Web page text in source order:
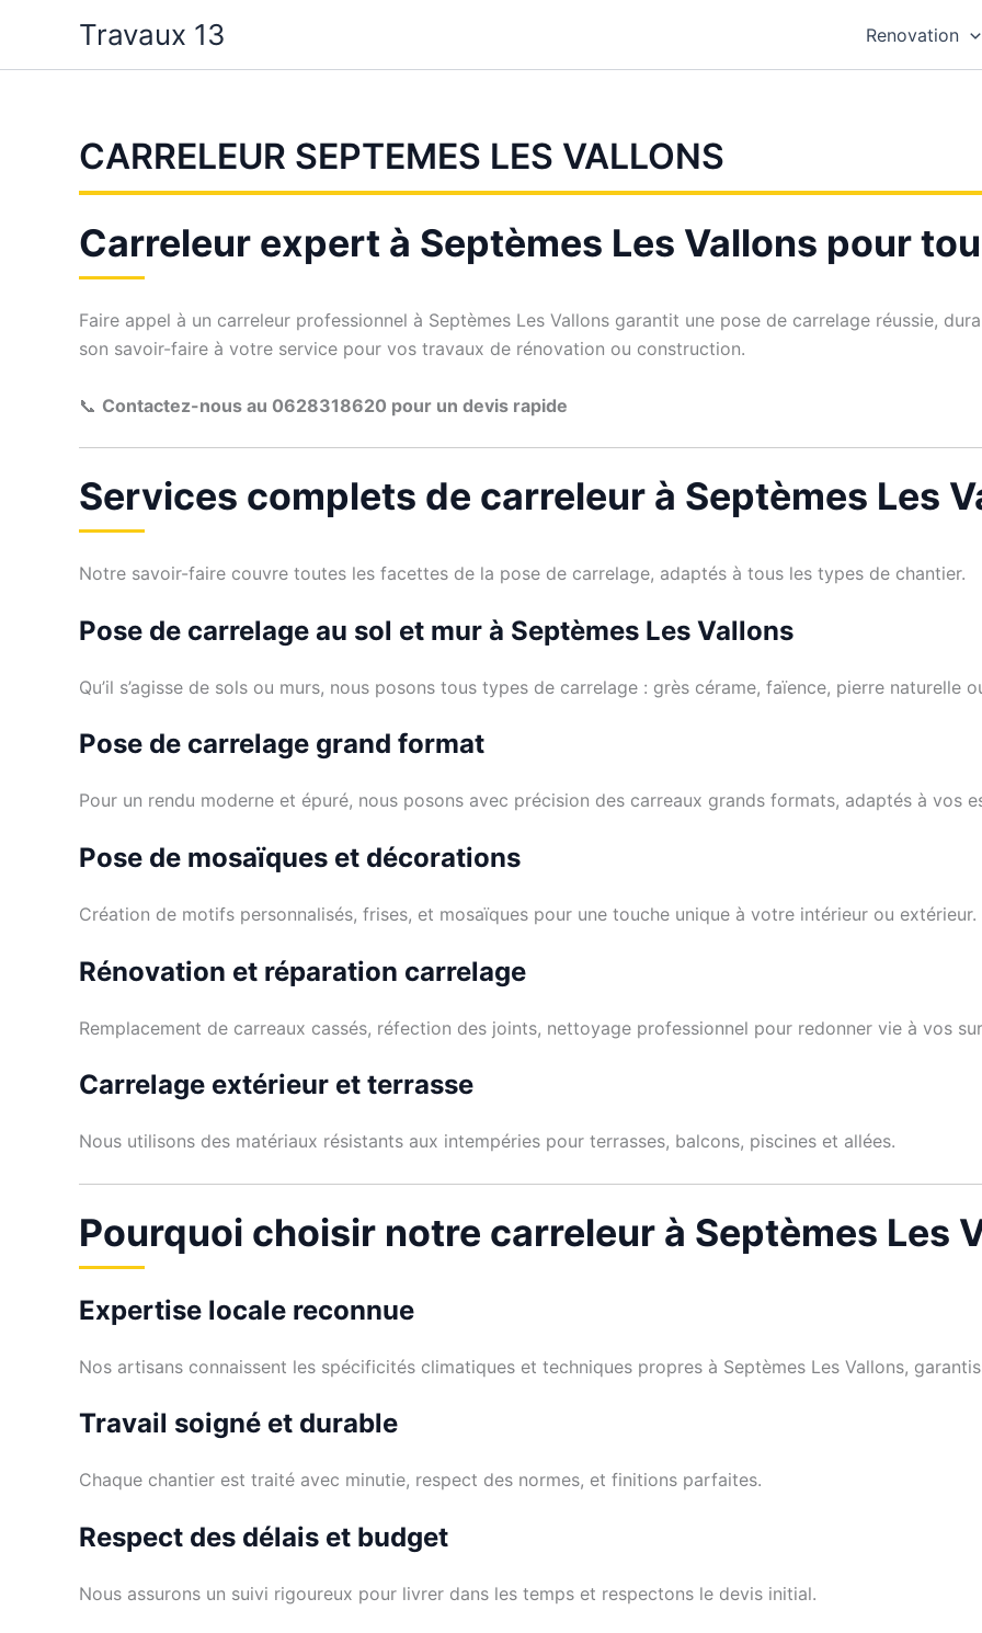
contenu
Travaux 13 Renovation
CARRELEUR SEPTEMES LES VALLONS
Carreleur expert à Septèmes Les Vallons pour
Faire appel à un carreleur professionnel à Septèmes Les Vallons garantit une pose de carrelage réussie,
son savoir-faire à votre service pour vos travaux de rénovation ou construction.
📞 Contactez-nous au 0628318620 pour un devis rapide
Services complets de carreleur à Septèmes Les
Notre savoir-faire couvre toutes les facettes de la pose de carrelage, adaptés à tous les types de chantier.
Pose de carrelage au sol et mur à Septèmes Les Vallons
Qu’il s’agisse de sols ou murs, nous posons tous types de carrelage : grès cérame, faïence, pierre naturelle
Pose de carrelage grand format
Pour un rendu moderne et épuré, nous posons avec précision des carreaux grands formats, adaptés à vos
Pose de mosaïques et décorations
Création de motifs personnalisés, frises, et mosaïques pour une touche unique à votre intérieur ou extérieur.
Rénovation et réparation carrelage
Remplacement de carreaux cassés, réfection des joints, nettoyage professionnel pour redonner vie à vos
Carrelage extérieur et terrasse
Nous utilisons des matériaux résistants aux intempéries pour terrasses, balcons, piscines et allées.
Pourquoi choisir notre carreleur à Septèmes Les
Expertise locale reconnue
Nos artisans connaissent les spécificités climatiques et techniques propres à Septèmes Les Vallons,
Travail soigné et durable
Chaque chantier est traité avec minutie, respect des normes, et finitions parfaites.
Respect des délais et budget
Nous assurons un suivi rigoureux pour livrer dans les temps et respectons le devis initial.